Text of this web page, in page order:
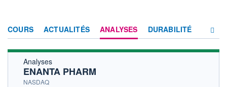
COURS ACTUALITÉS ANALYSES DURABILITÉ
Analyses
ENANTA PHARM
NASDAQ